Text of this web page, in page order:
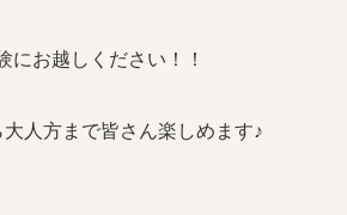
お越しください！！
人方まで皆さん楽しめます♪